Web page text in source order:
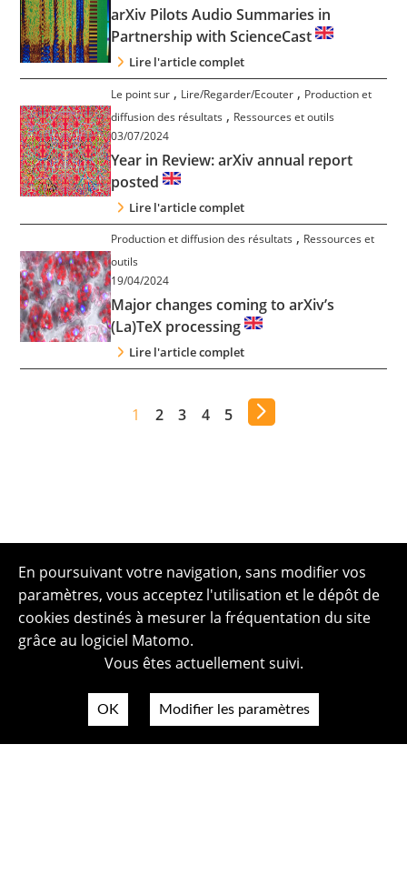
arXiv Pilots Audio Summaries in
Partnership with ScienceCast
Lire l'article complet
Le point sur , Lire/Regarder/Ecouter , Production et
diffusion des résultats , Ressources et outils
03/07/2024
Year in Review: arXiv annual report
posted
Lire l'article complet
Production et diffusion des résultats , Ressources et
outils
19/04/2024
Major changes coming to arXiv’s
(La)TeX processing
Lire l'article complet
1 2 3 4 5
En poursuivant votre navigation, sans modifier vos
paramètres, vous acceptez l'utilisation et le dépôt de
cookies destinés à mesurer la fréquentation du site
grâce au logiciel Matomo.
Vous êtes actuellement suivi.
OK Modifier les paramètres